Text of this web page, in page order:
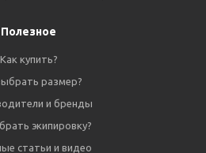
Полезное
Как купить?
размер?
и бренды
экипировку?
статьи и видео